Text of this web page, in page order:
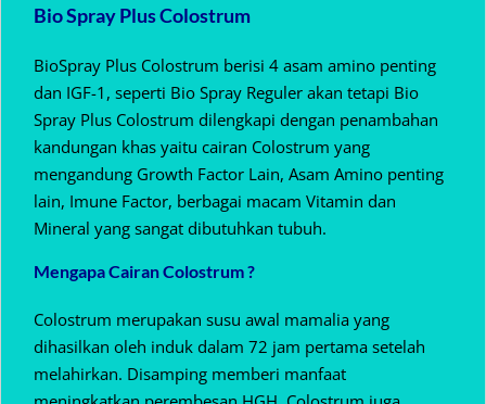
Bio Spray Plus Colostrum
BioSpray Plus Colostrum berisi 4 asam amino penting
dan IGF-1, seperti Bio Spray Reguler akan tetapi Bio
Spray Plus Colostrum dilengkapi dengan penambahan
kandungan khas yaitu cairan Colostrum yang
mengandung Growth Factor Lain, Asam Amino penting
lain, Imune Factor, berbagai macam Vitamin dan
Mineral yang sangat dibutuhkan tubuh.
Mengapa Cairan Colostrum ?
Colostrum merupakan susu awal mamalia yang
dihasilkan oleh induk dalam 72 jam pertama setelah
melahirkan. Disamping memberi manfaat